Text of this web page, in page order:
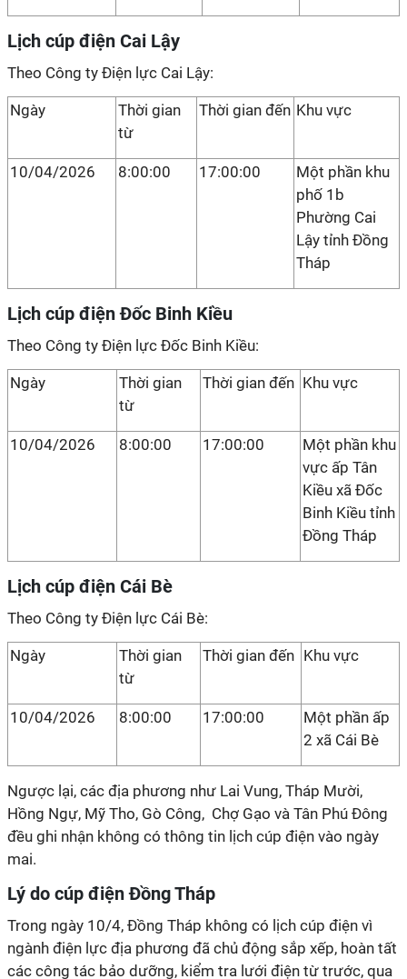
Lịch cúp điện Cai Lậy
Theo Công ty Điện lực Cai Lậy:
Ngày
Thời gian
từ
Thời gian đến Khu vực
10/04/2026 8:00:00 17:00:00
Một phần khu
phố 1b
Phường Cai
Lậy tỉnh Đồng
Tháp
Lịch cúp điện Đốc Binh Kiều
Theo Công ty Điện lực Đốc Binh Kiều:
Ngày
Thời gian
từ
Thời gian đến Khu vực
10/04/2026 8:00:00 17:00:00
Một phần khu
vực ấp Tân
Kiều xã Đốc
Binh Kiều tỉnh
Đồng Tháp
Lịch cúp điện Cái Bè
Theo Công ty Điện lực Cái Bè:
Ngày
Thời gian
từ
Thời gian đến Khu vực
10/04/2026 8:00:00 17:00:00
Một phần ấp
2 xã Cái Bè
Ngược lại, các địa phương như Lai Vung, Tháp Mười,
Hồng Ngự, Mỹ Tho, Gò Công, Chợ Gạo và Tân Phú Đông
đều ghi nhận không có thông tin lịch cúp điện vào ngày
mai.
Lý do cúp điện Đồng Tháp
Trong ngày 10/4, Đồng Tháp không có lịch cúp điện vì
ngành điện lực địa phương đã chủ động sắp xếp, hoàn tất
các công tác bảo dưỡng, kiểm tra lưới điện từ trước, qua